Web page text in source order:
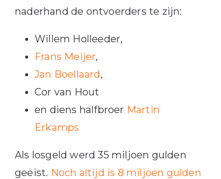
naderhand de ontvoerders te zijn:
Willem Holleeder,
Frans Meijer,
Jan Boellaard,
Cor van Hout
en diens halfbroer Martin
Erkamps
Als losgeld werd 35 miljoen gulden
geëist. Noch altijd is 8 miljoen gulden